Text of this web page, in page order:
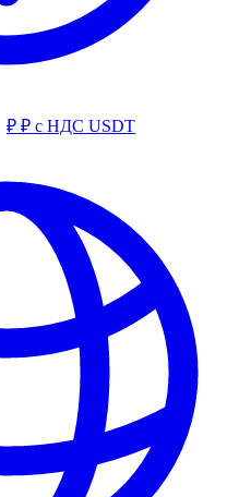
₽ ₽ с НДС USDT